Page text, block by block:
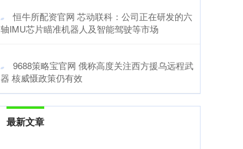
​恒牛所配资官网 芯动联科：公司正在研发的六
轴IMU芯片瞄准机器人及智能驾驶等市场
​9688策略宝官网 俄称高度关注西方援乌远程武
器 核威慑政策仍有效
最新文章